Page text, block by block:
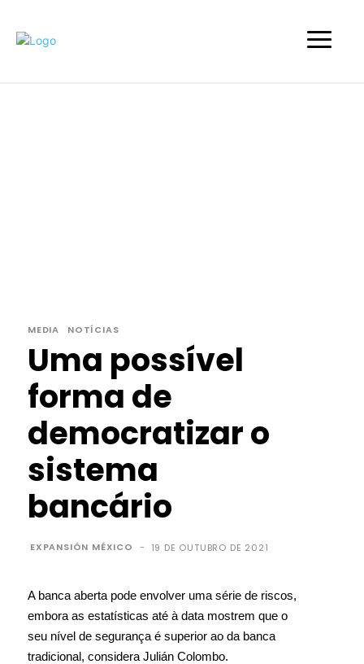
MEDIA NOTÍCIAS
Uma possível
forma de
democratizar o
sistema
bancário
EXPANSIÓN MÉXICO - 19 DE OUTUBRO DE 2021
A banca aberta pode envolver uma série de riscos,
embora as estatísticas até à data mostrem que o
seu nível de segurança é superior ao da banca
tradicional, considera Julián Colombo.